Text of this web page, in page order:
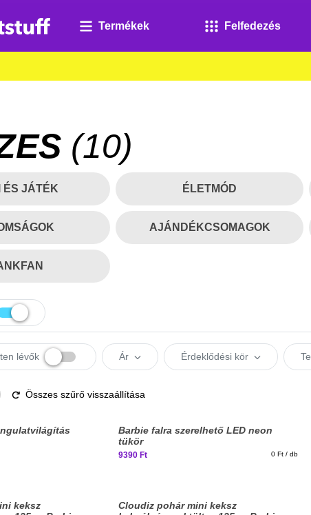
Termékek Felfedezés
(10)
ÉS JÁTÉK ÉLETMÓD
AJÁNDÉKCSOMAGOK
lévők Ár Érdeklődési kör
Összes szűrő visszaállítása
Barbie falra szerelhető LED neon
tükör
9390 Ft 0 Ft / db
keksz
Cloudiz pohár mini keksz